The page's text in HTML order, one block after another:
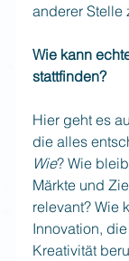
anderer Stelle
Wie kann
stattfinden?
Hier geht es
die alles
Wie? Wie
Märkte und
relevant? Wie
Innovation,
Kreativität